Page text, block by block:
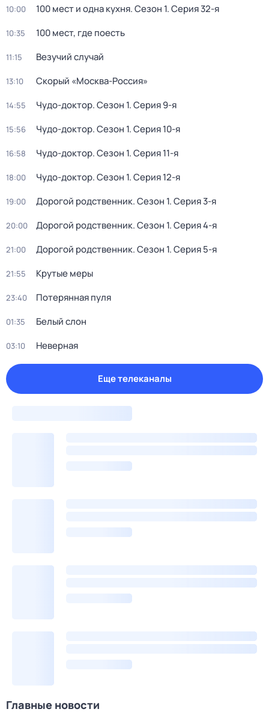
10:00 100 мест и одна кухня. Сезон 1. Серия 32-я
10:35 100 мест, где поесть
11:15 Везучий случай
13:10 Скорый «Москва-Россия»
14:55 Чудо-доктор. Сезон 1. Серия 9-я
15:56 Чудо-доктор. Сезон 1. Серия 10-я
16:58 Чудо-доктор. Сезон 1. Серия 11-я
18:00 Чудо-доктор. Сезон 1. Серия 12-я
19:00 Дорогой родственник. Сезон 1. Серия 3-я
20:00 Дорогой родственник. Сезон 1. Серия 4-я
21:00 Дорогой родственник. Сезон 1. Серия 5-я
21:55 Крутые меры
23:40 Потерянная пуля
01:35 Белый слон
03:10 Неверная
Еще телеканалы
Главные новости